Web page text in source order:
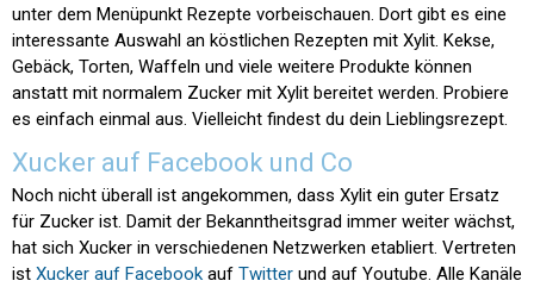
unter dem Menüpunkt Rezepte vorbeischauen. Dort gibt es eine
interessante Auswahl an köstlichen Rezepten mit Xylit. Kekse,
Gebäck, Torten, Waffeln und viele weitere Produkte können
anstatt mit normalem Zucker mit Xylit bereitet werden. Probiere
es einfach einmal aus. Vielleicht findest du dein Lieblingsrezept.
Xucker auf Facebook und Co
Noch nicht überall ist angekommen, dass Xylit ein guter Ersatz
für Zucker ist. Damit der Bekanntheitsgrad immer weiter wächst,
hat sich Xucker in verschiedenen Netzwerken etabliert. Vertreten
ist Xucker auf Facebook auf Twitter und auf Youtube. Alle Kanäle